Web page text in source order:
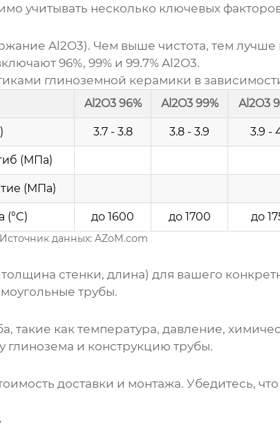
учитывать несколько ключевых
Al2O3). Чем выше чистота, тем
96%, 99% и 99.7% Al2O3.
глиноземной керамики в
Al2O3 96% Al2O3 99% Al2O3
3.7 - 3.8 3.8 - 3.9 3.9 -
(МПа)
(МПа)
(°C) до 1600 до 1700 до
Источник данных: AZoM.com
стенки, длина) для вашего
трубы.
такие как температура, давление,
глинозема и конструкцию трубы.
доставки и монтажа. Убедитесь,